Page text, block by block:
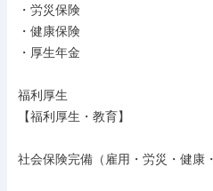
・労災保険
・健康保険
・厚生年金
福利厚生
【福利厚生・教育】
社会保険完備（雇用・労災・健康